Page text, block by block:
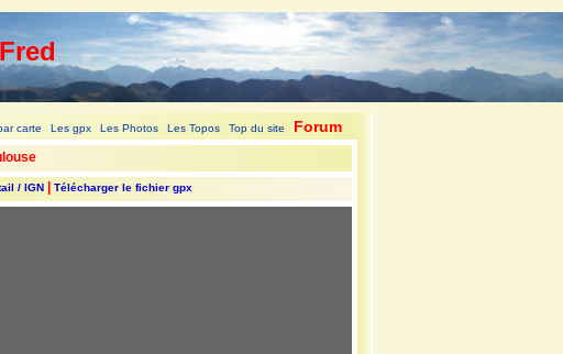
carte Les gpx Les Photos Les Topos Top du site Forum
/ IGN| Télécharger le fichier gpx